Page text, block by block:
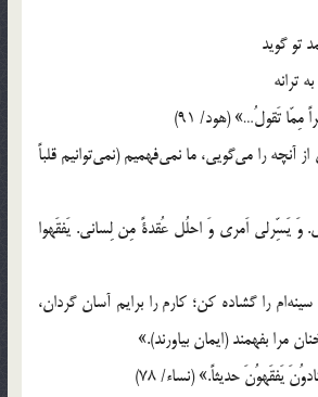
تو گويد
ترانه
مِمّا تَقولُ…» (هود/ 91)
آنچه را مى‌گويى، ما نمى‌فهميم (نمى‌توانيم قلباً
يَسِّرلى اَمرى وَ احلُل عُقدةً مِن لِسانى. يَفقَهوا
را گشاده كن؛ كارم را برايم آسان گردان،
مرا بفهمند (ايمان بياورند).»
يَفقَهوُنَ حديثاً.» (نساء/ 78)